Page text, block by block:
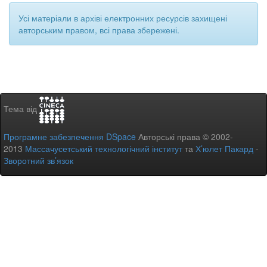
Усі матеріали в архіві електронних ресурсів захищені
авторським правом, всі права збережені.
Тема від
Програмне забезпечення DSpace Авторські права © 2002-
2013 Массачусетський технологічний інститутта Х’юлет Пакард -
Зворотний зв’язок